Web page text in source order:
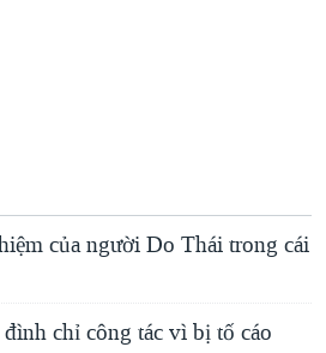
của người Do Thái trong cái
chỉ công tác vì bị tố cáo